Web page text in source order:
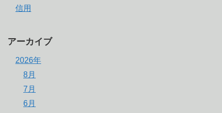
信用
アーカイブ
2026年
8月
7月
6月